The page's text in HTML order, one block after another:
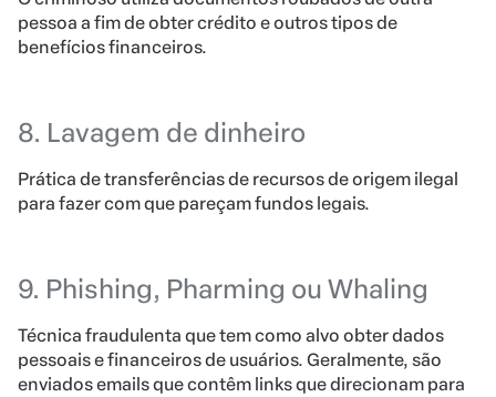
pessoa a fim de obter crédito e outros tipos de
benefícios financeiros.
8. Lavagem de dinheiro
Prática de transferências de recursos de origem ilegal
para fazer com que pareçam fundos legais.
9. Phishing, Pharming ou Whaling
Técnica fraudulenta que tem como alvo obter dados
pessoais e financeiros de usuários. Geralmente, são
enviados emails que contêm links que direcionam para